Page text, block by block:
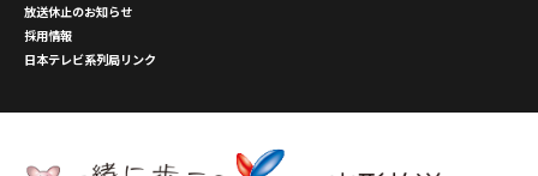
放送休止のお知らせ
採用情報
日本テレビ系列局リンク